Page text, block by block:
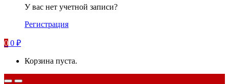
У вас нет учетной записи?
Регистрация
0 0 ₽
Корзина пуста.